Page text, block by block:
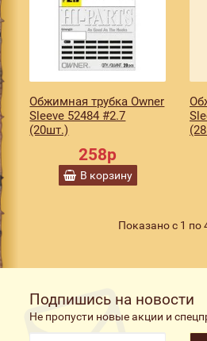
Обжимная трубка Owner
Sleeve 52484 #2.7
(20шт.)
258р
В корзину
Показано с 1 по
Подпишись на новости
Не пропусти новые акции и